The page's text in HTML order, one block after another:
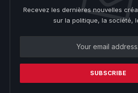
Recevez les dernières nouvelles
sur la politique, la société,